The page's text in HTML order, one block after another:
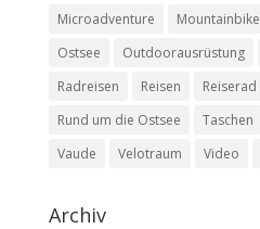
Microadventure Mountainbike
Ostsee
Outdoorausrüstung
Radreisen
Reisen Reiserad
Rund um die Ostsee
Taschen
Vaude
Velotraum Video
Archiv